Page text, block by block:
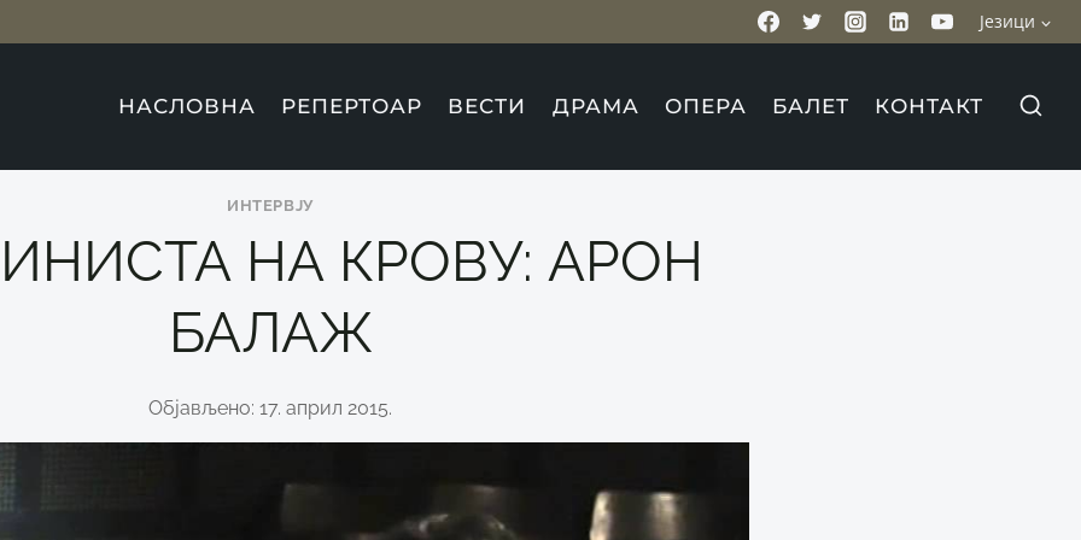
Језици
НАСЛОВНА РЕПЕРТОАР ВЕСТИ ДРАМА ОПЕРА БАЛЕТ КОНТАКТ
ИНТЕРВЈУ
НА КРОВУ: АРОН
БАЛАЖ
Објављено: 17. април 2015.